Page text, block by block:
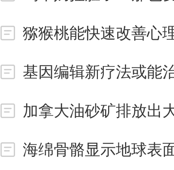
开发用于记录大脑活动
电刺激。该团队使用这
供治疗性电刺激。
团队目前专注于将该技
猕猴桃能快速改善心
基因编辑新疗法或能
加拿大油砂矿排放出
海绵骨骼显示地球表